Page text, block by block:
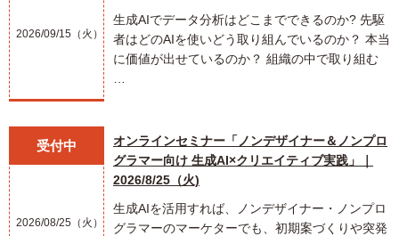
2026/09/15（火）
生成AIでデータ分析はどこまでできるのか? 先駆
者はどのAIを使いどう取り組んでいるのか？ 本当
に価値が出せているのか？ 組織の中で取り組む
受付中
2026/08/25（火）
オンラインセミナー「ノンデザイナー＆ノンプロ
グラマー向け 生成AI×クリエイティブ実践」｜
2026/8/25（火)
生成AIを活用すれば、ノンデザイナー・ノンプロ
グラマーのマーケターでも、初期案づくりや突発